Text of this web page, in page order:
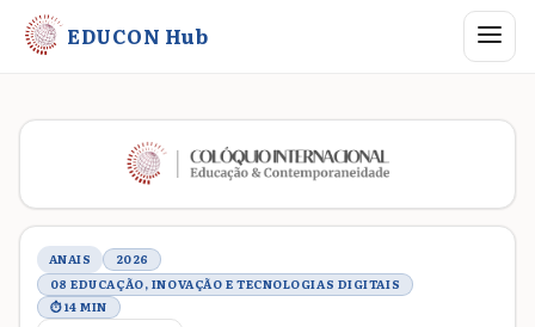
EDUCON Hub Abrir
Metadados do trabalho
ANAIS
2026
08 EDUCAÇÃO, INOVAÇÃO E TECNOLOGIAS DIGITAIS
⏱ 14 MIN